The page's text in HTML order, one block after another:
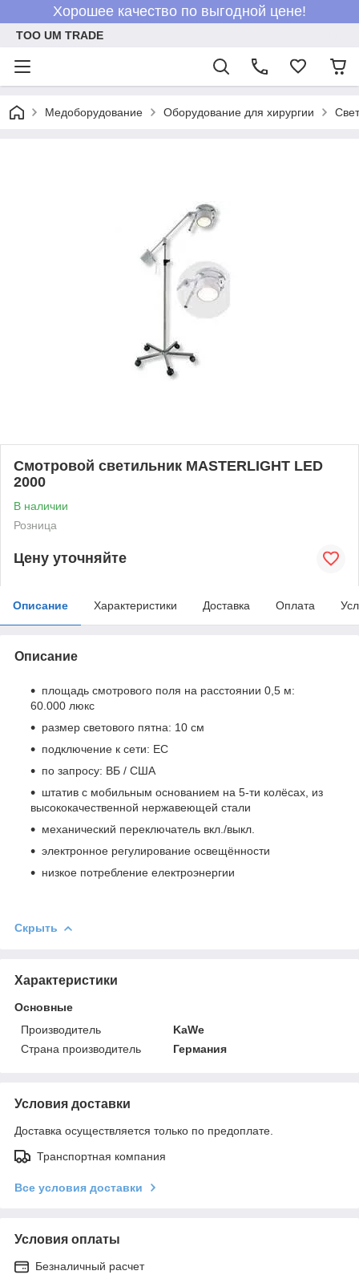
Хорошее качество по выгодной цене!
ТОО UM TRADE
Медоборудование Оборудование для хирургии
Смотровой светильник MASTERLIGHT LED
2000
В наличии
Розница
Цену уточняйте
Описание Характеристики Доставка Оплата
Описание
площадь смотрового поля на расстоянии 0,5 м:
60.000 люкс
размер светового пятна: 10 cм
подключение к сети: EС
по запросу: ВБ / США
штатив с мобильным основанием на 5-ти колёсах, из
высококачественной нержавеющей стали
механический переключатель вкл./выкл.
электронное регулирование освещённости
низкое потребление електроэнергии
Скрыть
Характеристики
Основные
Производитель
KaWe
Страна производитель
Германия
Условия доставки
Доставка осуществляется только по предоплате.
Транспортная компания
Все условия доставки
Условия оплаты
Безналичный расчет